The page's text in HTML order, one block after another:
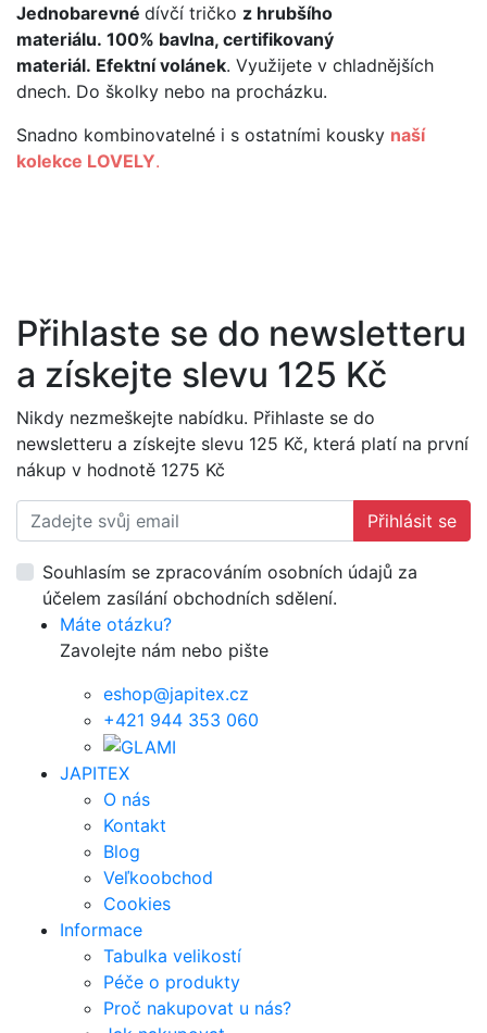
Jednobarevné dívčí tričko z hrubšího
materiálu. 100% bavlna, certifikovaný
materiál. Efektní volánek. Využijete v chladnějších
dnech. Do školky nebo na procházku.
Snadno kombinovatelné i s ostatními kousky naší
kolekce LOVELY.
Přihlaste se do newsletteru
a získejte slevu 125 Kč
Nikdy nezmeškejte nabídku. Přihlaste se do
newsletteru a získejte slevu 125 Kč, která platí na první
nákup v hodnotě 1275 Kč
Přihlásit se
Souhlasím se zpracováním osobních údajů za
účelem zasílání obchodních sdělení.
Máte otázku?
Zavolejte nám nebo pište
eshop@japitex.cz
+421 944 353 060
JAPITEX
O nás
Kontakt
Blog
Veľkoobchod
Cookies
Informace
Tabulka velikostí
Péče o produkty
Proč nakupovat u nás?